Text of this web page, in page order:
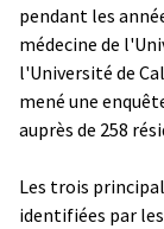
pendant les
médecine de
l'Université de
mené une
auprès de 258
Les trois
identifiées par